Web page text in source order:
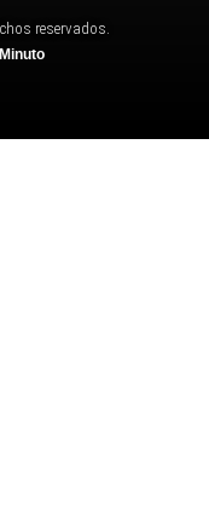
reservados.